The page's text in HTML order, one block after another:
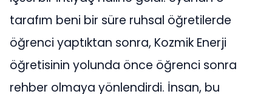
tarafım beni bir süre ruhsal öğretilerde
öğrenci yaptıktan sonra, Kozmik Enerji
öğretisinin yolunda önce öğrenci sonra
rehber olmaya yönlendirdi. İnsan, bu